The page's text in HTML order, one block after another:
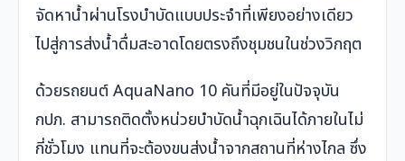
จัดหาน้ำผ่านโรงบำบัดแบบประจำที่เพียงอย่างเดียว
ไปสู่การส่งน้ำดื่มสะอาดโดยตรงถึงชุมชนในช่วงวิกฤต
ด้วยรถยนต์ AquaNano 10 คันที่มีอยู่ในปัจจุบัน
กปภ. สามารถติดตั้งหน่วยบำบัดน้ำฉุกเฉินได้ภายในไม่
กี่ชั่วโมง แทนที่จะต้องขนส่งน้ำจากสถานที่ห่างไกล ซึ่ง